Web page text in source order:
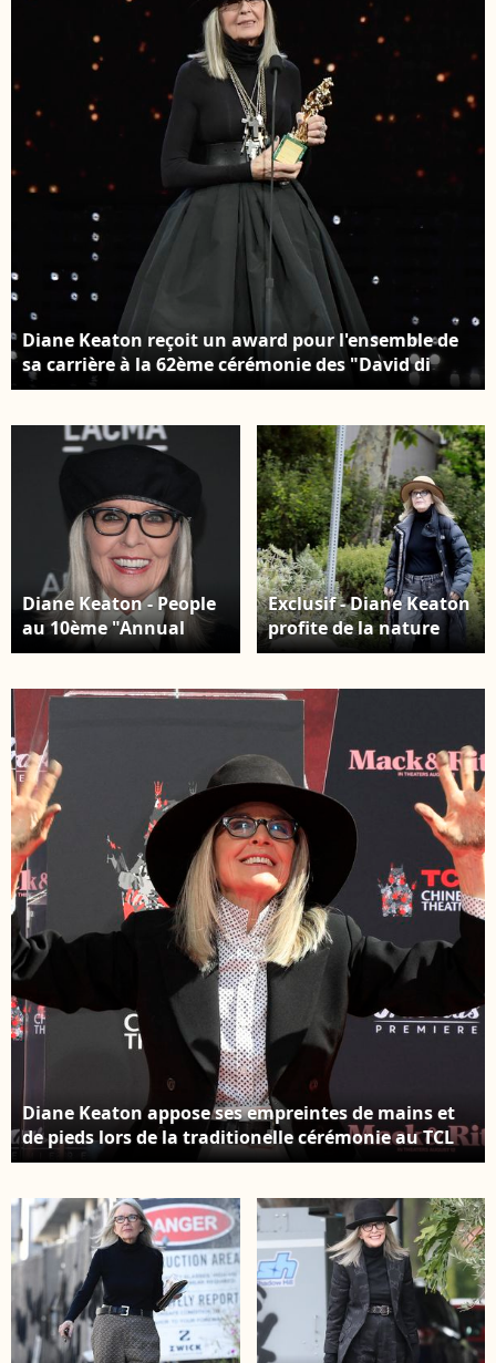
Delmas/Bestimage
Diane Keaton reçoit un award pour l'ensemble de
sa carrière à la 62ème cérémonie des "David di
Donatello Awards" à Rome, le 21 mars 2018. Crédit
Diane Keaton - People
au 10ème "Annual
Art+Film Gala"
"LACMA Art Gallery" à
Los Angeles, le 6
novembre 2021. Crédit
: Broadimage /
Bestimage
Exclusif - Diane Keaton
profite de la nature
verdoyante autour de
qu'elle promène son
chien dans les rues de
Brentwood. Le 2 avril
2022. Crédit : Backgrid
USA / Bestimage
Diane Keaton appose ses empreintes de mains et
de pieds lors de la traditionelle cérémonie au TCL
Chinese Theatre à Los Angeles le 11 août 2022. ©